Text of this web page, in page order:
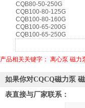
CQB80-50-250G
CQB100-80-125G
CQB100-80-160G
CQB100-65-200G
CQB100-65-250G
产品相关关键字： 离心泵 磁力
如果你对CQCQ磁力泵
表直接与厂家联系：